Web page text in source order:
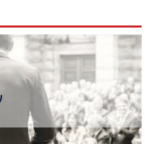
στο